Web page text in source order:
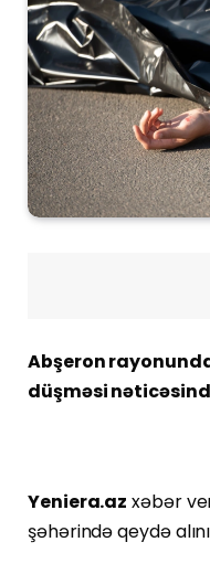
Abşeron
düşməsi
Yeniera.az xəbər
şəhərində qeydə